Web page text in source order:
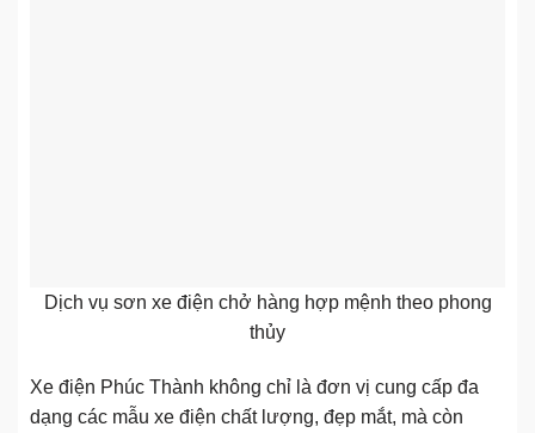
Dịch vụ sơn xe điện chở hàng hợp mệnh theo phong
thủy
Xe điện Phúc Thành không chỉ là đơn vị cung cấp đa
dạng các mẫu xe điện chất lượng, đẹp mắt, mà còn